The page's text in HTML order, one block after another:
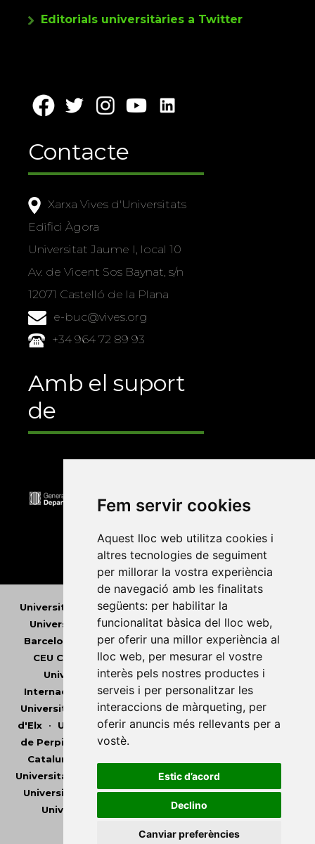
Fem servir cookies
Aquest lloc web utilitza cookies i
altres tecnologies de seguiment
per millorar la vostra experiència
de navegació amb les finalitats
següents: per habilitar la
funcionalitat bàsica del lloc web,
per oferir una millor experiència al
lloc web, per mesurar el vostre
interès pels nostres productes i
serveis i per personalitzar les
interaccions de màrqueting, per
oferir anuncis més rellevants per a
vostè.
Estic d’acord
Declino
Canviar preferències
Editorials universitàries a Twitter
Contacte
Xarxa Vives d'Universitats
Edifici Àgora
Universitat Jaume I, local 10
Av. de Vicent Sos Baynat, s/n
12071 Castelló de la Plana
e-buc@vives.org
+34 964 72 89 93
Amb el suport
de
Universitat Abat Oliba CEU• Universitat d'Alacant
Universitat d'Andorra•Universitat Autònoma de
Barcelona
Universitat de Barcelona•Universitat
CEU Cardenal Herrera•Universitat de Girona
Universitat de les Illes Balears•Universitat
Internacional de Catalunya •Universitat Jaume I
Universitat de Lleida•Universitat Miguel Hernández
d'Elx• Universitat Oberta de Catalunya•Universitat
de Perpinyà Via Domitia
Catalunya
Universitat Pompeu Fabra
•Universitat Ramon Llull
Universitat Rovira i Virgili•Universitat de Sàsser•
Universitat de València
•Universitat de Vic -